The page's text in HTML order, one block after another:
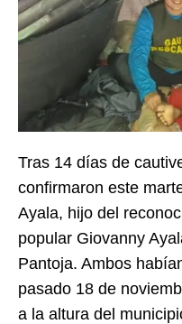
Tras 14 días de
confirmaron este
Ayala, hijo del
popular Giovanny
Pantoja. Ambos
pasado 18 de
a la altura del